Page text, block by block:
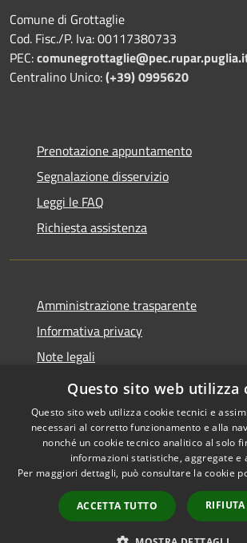
Comune di Grottaglie
Cod. Fisc./P. Iva: 00117380733
PEC:
Centralino Unico:(+39) 0995620
Prenotazione appuntamento
Segnalazione disservizio
Leggi le FAQ
Richiesta assistenza
Amministrazione trasparente
Informativa privacy
Note legali
Dichiarazione di accessibilità
Accessibilità
Copyright
Questo sito web utilizza
Questo sito web utilizza cookie tecnici e
necessari al corretto funzionamento e alla
nonché un cookie tecnico analitico al solo
informazioni statistiche, aggregate e
Per maggiori dettagli, può consultare la cookie
ACCETTA TUTTO